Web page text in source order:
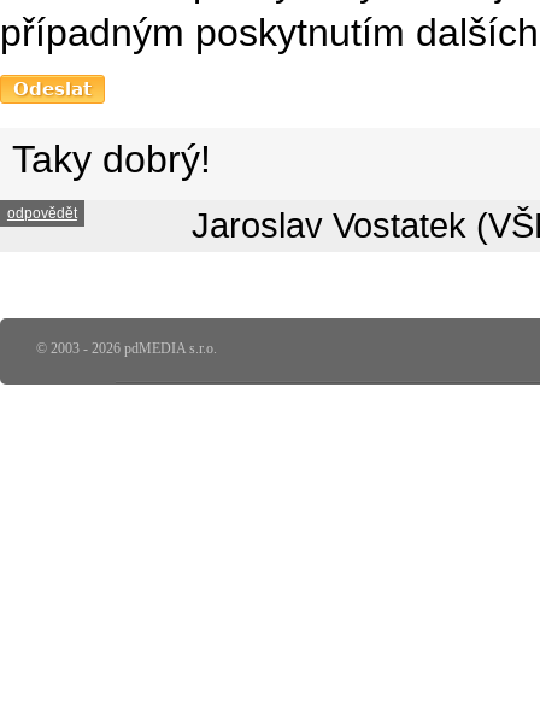
případným poskytnutím
Taky dobrý!
odpovědět Jaroslav Vostatek
© 2003 - 2026 pdMEDIA s.r.o.